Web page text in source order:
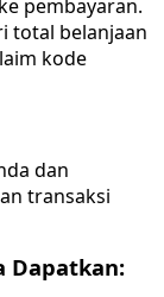
pembayaran.
total belanjaan
kode
dan
transaksi
Dapatkan: